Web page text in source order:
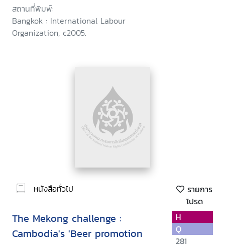
สถานที่พิมพ์:
Bangkok : International Labour
Organization, c2005.
หนังสือทั่วไป
รายการ
โปรด
The Mekong challenge :
Cambodia's 'Beer promotion
H
Q
281